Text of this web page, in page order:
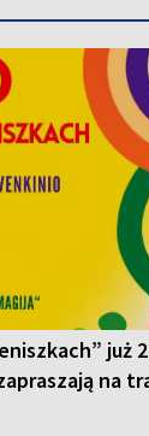
już
na